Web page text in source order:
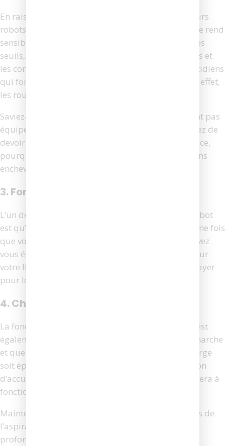
En raison de la conception minimale des aspirateurs
robots, les roues de l’appareil sont petites, ce qui le rend
sensible aux obstructions dans toute la maison. Les
seuils, les glands des tapis, les extrémités des tapis et
les cordons d’alimentation sont des éléments quotidiens
qui font que les aspirateurs robots se coincent. En effet,
les roues et les brosses peuvent s’emmêler.
Saviez-vous que tous les aspirateurs robots ne sont pas
équipés de rouleaux-brosses ? Si vous en avez assez de
devoir nettoyer les rouleaux-brosses en permanence,
pourquoi ne pas envisager un aspirateur robot sans
enchevêtrement ? Découvrez les 3 meilleurs ici.
3. Fonctionnement mains libres
L’un des plus grands avantages d’un aspirateur robot
est qu’il fonctionne entièrement en mains libres. Une fois
que vous avez mis l’appareil en marche, vous pouvez
vous éloigner et vous consacrer à d’autres tâches sur
votre liste de choses à faire. Il n’y a pas de prix à payer
pour le temps gagné et utilisé ailleurs.
4. Chargement automatique
La fonction d’auto-recharge de l’aspirateur robot est
également très pratique. Si votre appareil est en marche
et que le travail n’est pas terminé avant que la charge
soit épuisée, l’aspirateur robot retourne à sa station
d’accueil et se recharge. Une fois chargé, il continuera à
fonctionner jusqu’à ce que la tâche soit terminée.
Maintenant que nous avons examiné les avantages de
l’aspirateur robot, plongeons un peu plus
profondément dans ses inconvénients.